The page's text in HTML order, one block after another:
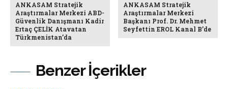
Benzer İçerikler
ANKASAM Stratejik
Araştırmalar Merkezi ABD-
Güvenlik Danışmanı Kadir
Ertaç ÇELİK Atavatan
Türkmenistan’da
ANKASAM Stratejik
Araştırmalar Merkezi
Başkanı Prof. Dr. Mehmet
Seyfettin EROL Kanal B’de